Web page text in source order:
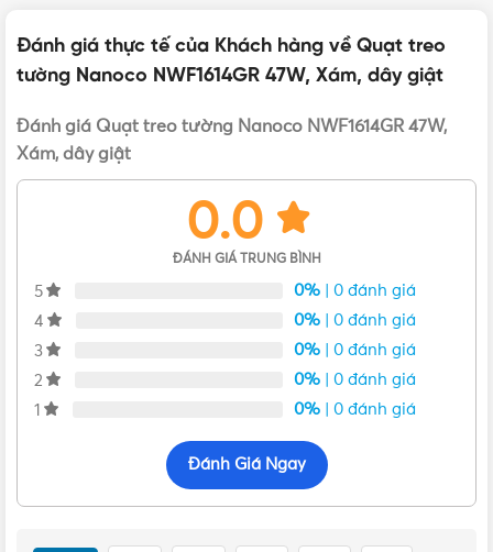
BẢO HÀNH 12 tháng
ĐÓNG GÓI
Bảng giá Nanoco ,
Giá quạt treo tường Nanoco
Đừng chần chừ! Sở hữu ngay quạt treo tường Nanoco
NWF1614GR chính hãng tạiVật Tư 365 – đối tác phân phối
Đánh giá thực tế của Khách hàng về Quạt treo
tường Nanoco NWF1614GR 47W, Xám, dây giật
Đánh giá Quạt treo tường Nanoco NWF1614GR 47W,
Xám, dây giật
0.0
ĐÁNH GIÁ TRUNG BÌNH
5 0% | 0 đánh giá
4
0% | 0 đánh giá
3
0% | 0 đánh giá
2
0% | 0 đánh giá
1
0% | 0 đánh giá
Đánh Giá Ngay